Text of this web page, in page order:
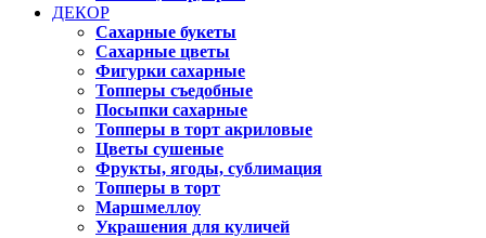
ДЕКОР
Сахарные букеты
Сахарные цветы
Фигурки сахарные
Топперы съедобные
Посыпки сахарные
Топперы в торт акриловые
Цветы сушеные
Фрукты, ягоды, сублимация
Топперы в торт
Маршмеллоу
Украшения для куличей